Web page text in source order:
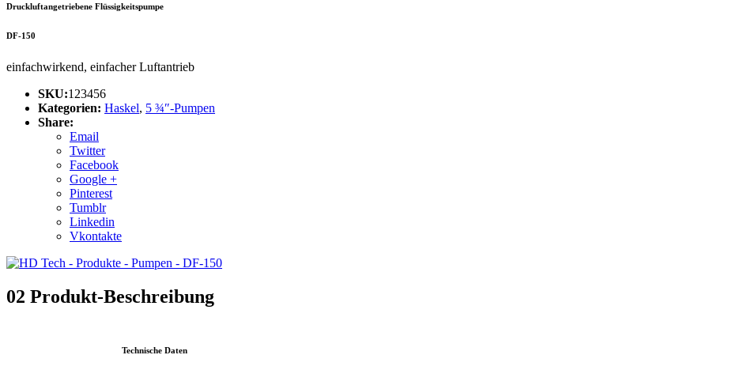
Druckluftangetriebene Flüssigkeitspumpe
DF-150
einfachwirkend, einfacher Luftantrieb
SKU:123456
Kategorien: Haskel, 5 ¾″-Pumpen
Share:
Email
Twitter
Facebook
Google +
Pinterest
Tumblr
Linkedin
Vkontakte
02 Produkt-Beschreibung
Technische Daten